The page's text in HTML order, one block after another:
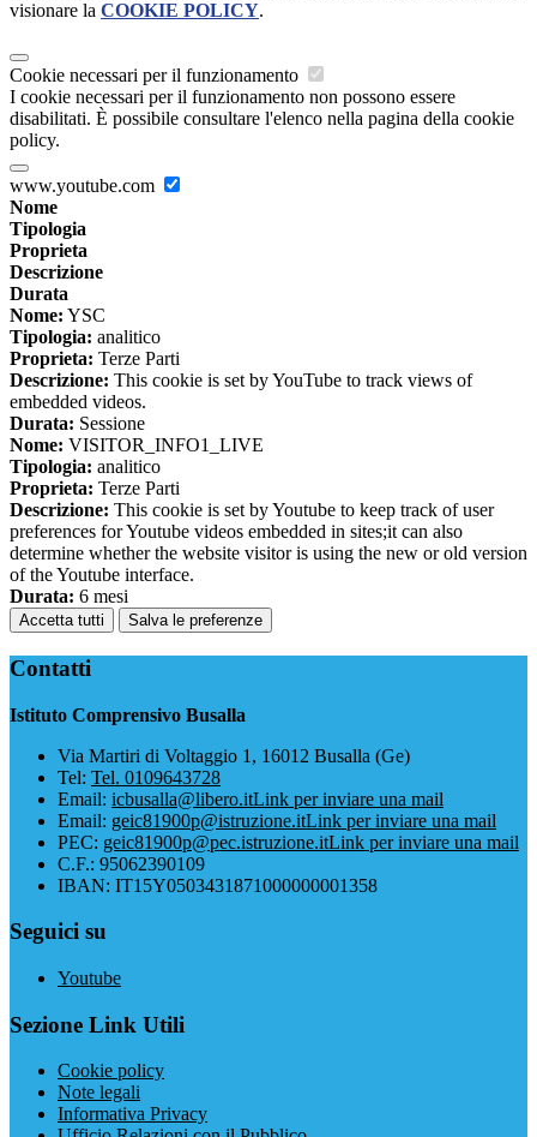
visionare la COOKIE POLICY.
Cookie necessari per il funzionamento
I cookie necessari per il funzionamento non possono essere
disabilitati. È possibile consultare l'elenco nella pagina della cookie
policy.
www.youtube.com
Nome
Tipologia
Proprieta
Descrizione
Durata
Nome: YSC
Tipologia: analitico
Proprieta: Terze Parti
Descrizione: This cookie is set by YouTube to track views of
embedded videos.
Durata: Sessione
Nome: VISITOR_INFO1_LIVE
Tipologia: analitico
Proprieta: Terze Parti
Descrizione: This cookie is set by Youtube to keep track of user
preferences for Youtube videos embedded in sites;it can also
determine whether the website visitor is using the new or old version
of the Youtube interface.
Durata: 6 mesi
Accetta tutti Salva le preferenze
Contatti
Istituto Comprensivo Busalla
Via Martiri di Voltaggio 1, 16012 Busalla (Ge)
Tel: Tel. 0109643728
Email: icbusalla@libero.itLink per inviare una mail
Email: geic81900p@istruzione.itLink per inviare una mail
PEC: geic81900p@pec.istruzione.itLink per inviare una mail
C.F.: 95062390109
IBAN: IT15Y0503431871000000001358
Seguici su
Youtube
Sezione Link Utili
Cookie policy
Note legali
Informativa Privacy